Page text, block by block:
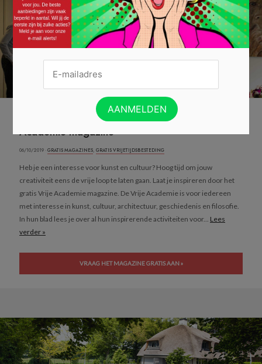
Laat je inspireren door het gratis Vrije
Academie magazine
06/10/2019 ·GRATIS MAGAZINES, GRATIS VRIJETIJDSBESTEDING
Heb je een interesse voor kunst en cultuur? Hoog tijd om jouw
creativiteit eens de vrije loop te laten gaan. Laat je inspireren door het
gratis Vrije Academie magazine. De Vrije Academie is voor iedereen
met interesse in kunst, cultuur, architectuur, geschiedenis en filosofie.
In hun blad lees je over al hun inspirerende activiteiten voor... Lees
verder »
VRAAG HET MAGAZINE GRATIS AAN »